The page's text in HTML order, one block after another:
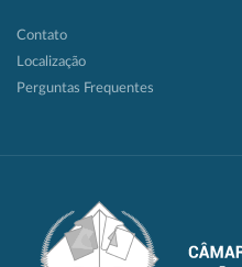
Contato
Localização
Perguntas Frequentes